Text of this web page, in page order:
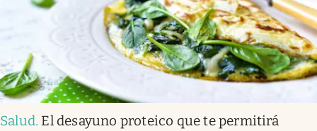
Salud. El desayuno proteico que te permitirá